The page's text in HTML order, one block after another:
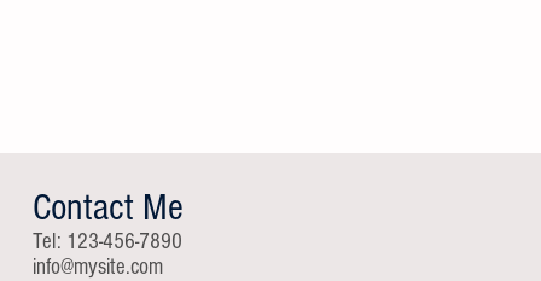
Contact Me
Tel: 123-456-7890
info@mysite.com